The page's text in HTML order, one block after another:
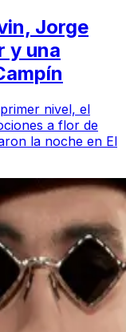
Jorge
y una
nivel, el
a flor de
la noche en El